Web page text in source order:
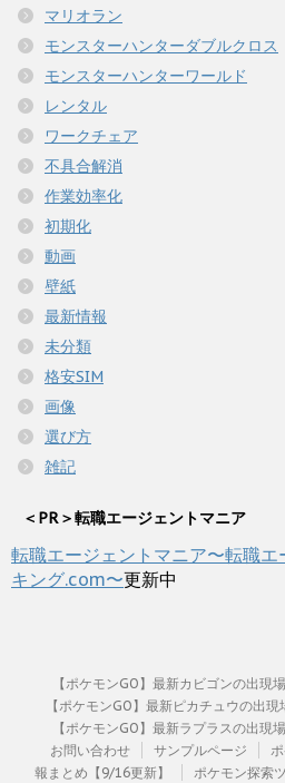
マリオラン
モンスターハンターダブルクロス
モンスターハンターワールド
レンタル
ワークチェア
不具合解消
作業効率化
初期化
動画
壁紙
最新情報
未分類
格安SIM
画像
選び方
雑記
＜PR＞転職エージェントマニア
転職エージェントマニア〜転職
キング.com〜更新中
【ポケモンGO】最新カビゴンの出現
【ポケモンGO】最新ピカチュウの出現
【ポケモンGO】最新ラプラスの出現
お問い合わせ
サンプルページ
報まとめ【9/16更新】
ポケモン探索